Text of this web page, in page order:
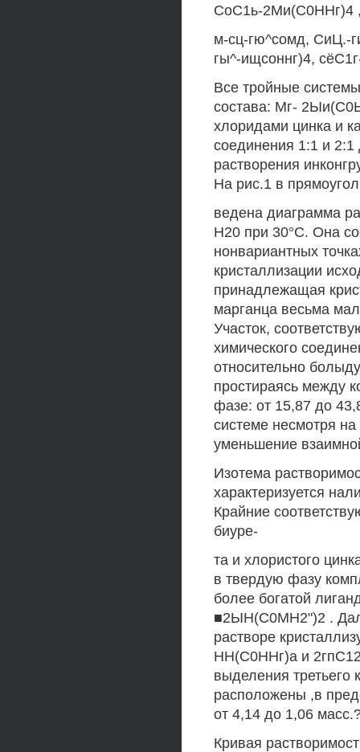
СоС1ь-2Ми(С0ННг)4
м-сц-гю^сомд, СиЦ.-
гы^-ищсоннг)4,
Все тройные
состава: Мг-
хлоридами цинка и
соединения 1:1 и
растворения
На рис.1 в
ведена диаграмма
Н20 при 30°С. Она
нонвариантных
кристаллизации
принадлежащая
марганца весьма
Участок,
химического
относительно
простираясь между
фазе: от 15,87 до
системе несмотря
уменьшение
Изотема
характеризуется
Крайние
биуре-
та и хлористого
в твердую фазу
более богатой
■2ЫН(С0МН2")2 .
растворе
НН(С0ННг)а и
выделения
расположены ,в
от 4,14 до 1,06
Кривая